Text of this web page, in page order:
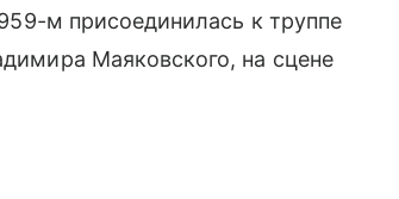
м присоединилась к труппе
Маяковского, на сцене